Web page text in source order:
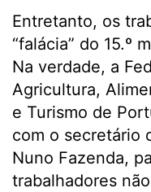
Entretanto, os
“falácia” do 15.º
Na verdade, a
Agricultura,
e Turismo de
com o secretário
Nuno Fazenda,
trabalhadores